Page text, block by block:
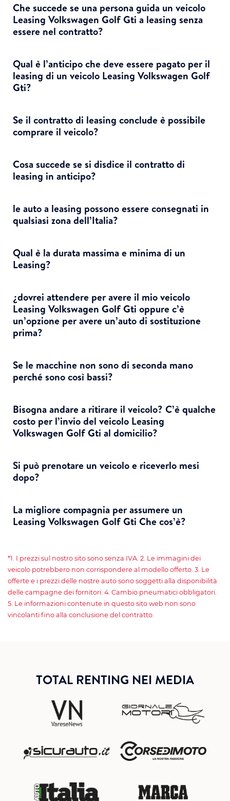
Che succede se una persona guida un veicolo
Leasing Volkswagen Golf Gti a leasing senza
essere nel contratto?
Qual è l’anticipo che deve essere pagato per il
leasing di un veicolo Leasing Volkswagen Golf
Gti?
Se il contratto di leasing conclude è possibile
comprare il veicolo?
Cosa succede se si disdice il contratto di
leasing in anticipo?
le auto a leasing possono essere consegnati in
qualsiasi zona dell’Italia?
Qual è la durata massima e minima di un
Leasing?
¿dovrei attendere per avere il mio veicolo
Leasing Volkswagen Golf Gti oppure c’è
un’opzione per avere un’auto di sostituzione
prima?
Se le macchine non sono di seconda mano
perché sono così bassi?
Bisogna andare a ritirare il veicolo? C’è qualche
costo per l’invio del veicolo Leasing
Volkswagen Golf Gti al domicilio?
Si può prenotare un veicolo e riceverlo mesi
dopo?
La migliore compagnia per assumere un
Leasing Volkswagen Golf Gti Che cos’è?
*1. I prezzi sul nostro sito sono senza IVA. 2. Le immagini dei
veicolo potrebbero non corrispondere al modello offerto. 3. Le
offerte e i prezzi delle nostre auto sono soggetti alla disponibilità
delle campagne dei fornitori. 4. Cambio pneumatici obbligatori.
5. Le informazioni contenute in questo sito web non sono
vincolanti fino alla conclusione del contratto.
TOTAL RENTING NEI MEDIA